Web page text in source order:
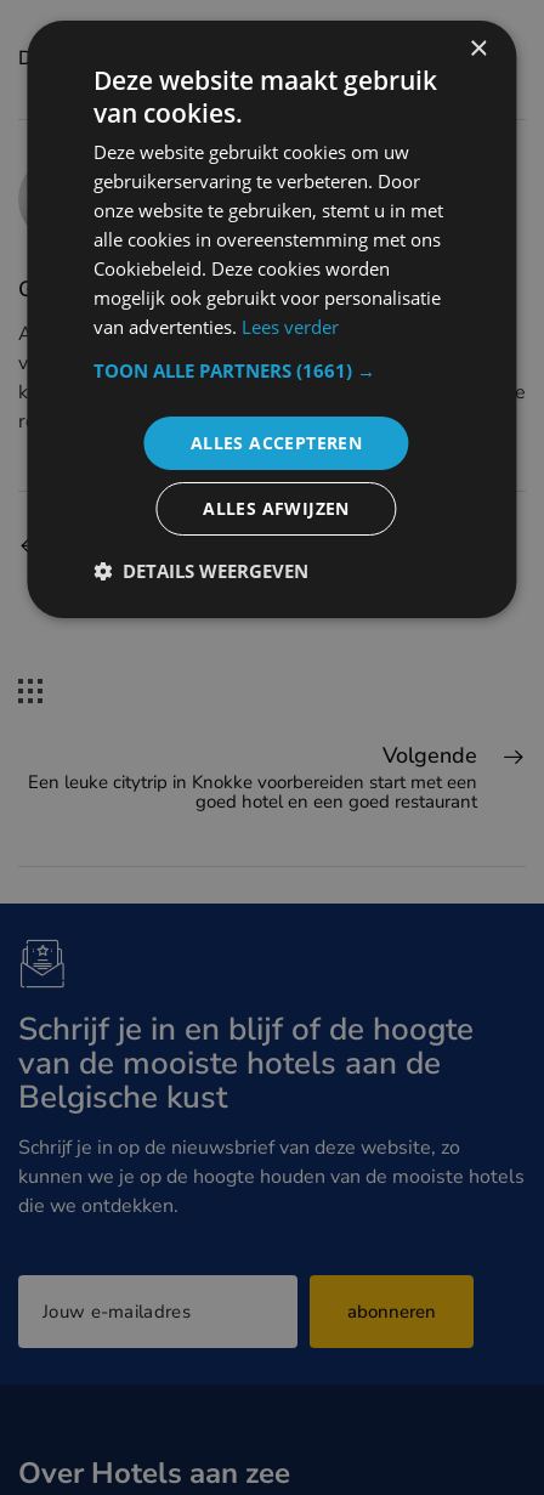
Deel deze pagina
Gwen
Als echtgenoot, papa van 2 kinderen en werkgever is
vakantie voor Gwen belangrijk. Genieten van
kleinschalige boetiekhotels tot luxe vakanties in prachtige
resorts is dan ook één van zijn favoriete hobby's.
Hotel La réserve ontvangt prestigieus vijf sterren
Volgende
Een leuke citytrip in Knokke voorbereiden start met een
goed hotel en een goed restaurant
Schrijf je in en blijf of de hoogte
van de mooiste hotels aan de
Belgische kust
Schrijf je in op de nieuwsbrief van deze website, zo
kunnen we je op de hoogte houden van de mooiste hotels
die we ontdekken.
abonneren
Over Hotels aan zee
×
Deze website maakt gebruik
van cookies.
Deze website gebruikt cookies om uw
gebruikerservaring te verbeteren. Door
onze website te gebruiken, stemt u in met
alle cookies in overeenstemming met ons
Cookiebeleid. Deze cookies worden
mogelijk ook gebruikt voor personalisatie
van advertenties. Lees verder
TOON ALLE PARTNERS(1661) →
ALLES ACCEPTEREN
ALLES AFWIJZEN
DETAILS WEERGEVEN